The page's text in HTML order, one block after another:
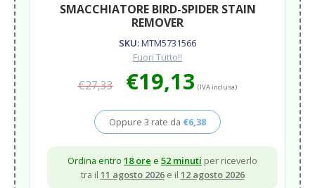
SMACCHIATORE BIRD-SPIDER STAIN
REMOVER
SKU:MTM5731566
Fuori Tutto!!
€27,33
prezzo
era:
€27,33.
€19,13 prezzo
è:
€19,13.
(IVA inclusa)
Oppure 3 rate da €6,38
Ordina entro 18 ore e 52 minuti per riceverlo
tra il 11 agosto 2026 e il 12 agosto 2026